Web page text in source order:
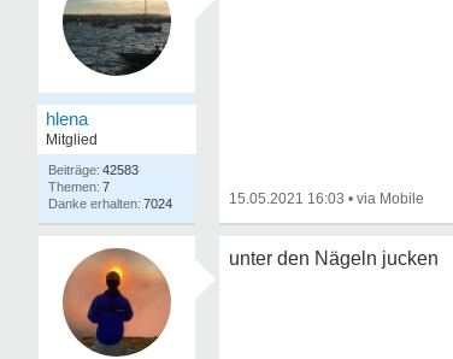
hlena
Mitglied
42583
7
7024
15.05.2021 16:03 •
unter den Nägeln jucken